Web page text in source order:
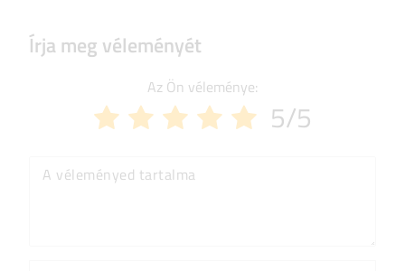
Írja meg véleményét
Az Ön véleménye:
5/5
A véleményed tartalma